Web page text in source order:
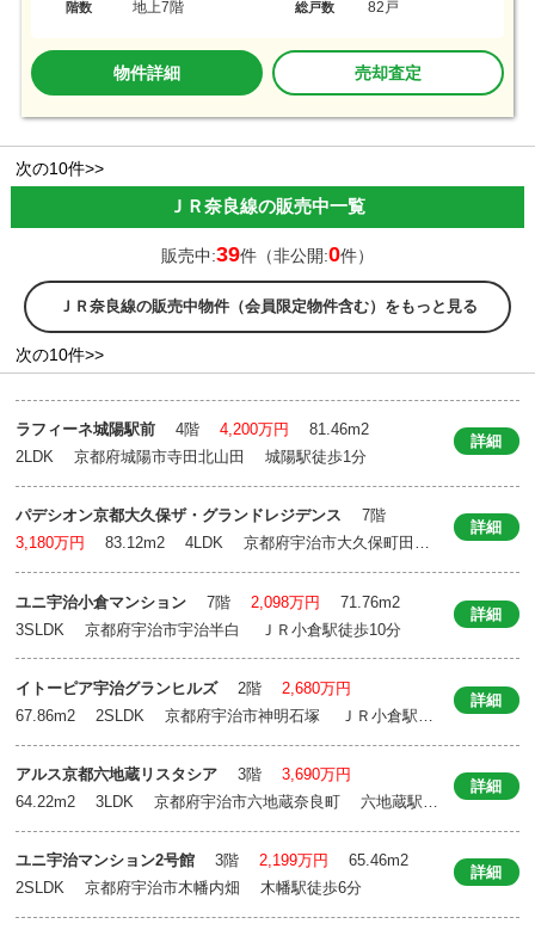
階数 地上7階 総戸数 82戸
物件詳細 売却査定
次の10件>>
ＪＲ奈良線の販売中一覧
販売中:39件（非公開:0件）
ＪＲ奈良線の販売中物件（会員限定物件含む）をもっと見る
次の10件>>
ラフィーネ城陽駅前 4階4,200万円 81.46m2
2LDK 京都府城陽市寺田北山田 城陽駅徒歩1分
詳細
パデシオン京都大久保ザ・グランドレジデンス
7階
3,180万円
83.12m2 4LDK 京都府宇治市大久保町田
原 新田駅徒歩18分
詳細
ユニ宇治小倉マンション 7階 2,098万円 71.76m2
3SLDK 京都府宇治市宇治半白 ＪＲ小倉駅徒歩10分
詳細
イトーピア宇治グランヒルズ 2階 2,680万円
67.86m2
歩9分
詳細
アルス京都六地蔵リスタシア 3階3,690万円
64.22m2 3LDK 京都府宇治市六地蔵奈良町 六地蔵駅徒
歩5分
詳細
ユニ宇治マンション2号館 3階2,199万円 65.46m2
2SLDK 京都府宇治市木幡内畑 木幡駅徒歩6分
詳細